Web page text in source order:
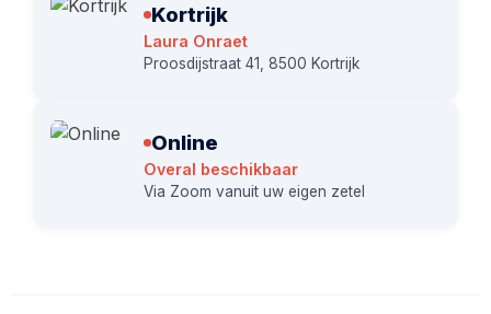
Kortrijk
Laura Onraet
Proosdijstraat 41, 8500 Kortrijk
Online
Overal beschikbaar
Via Zoom vanuit uw eigen zetel